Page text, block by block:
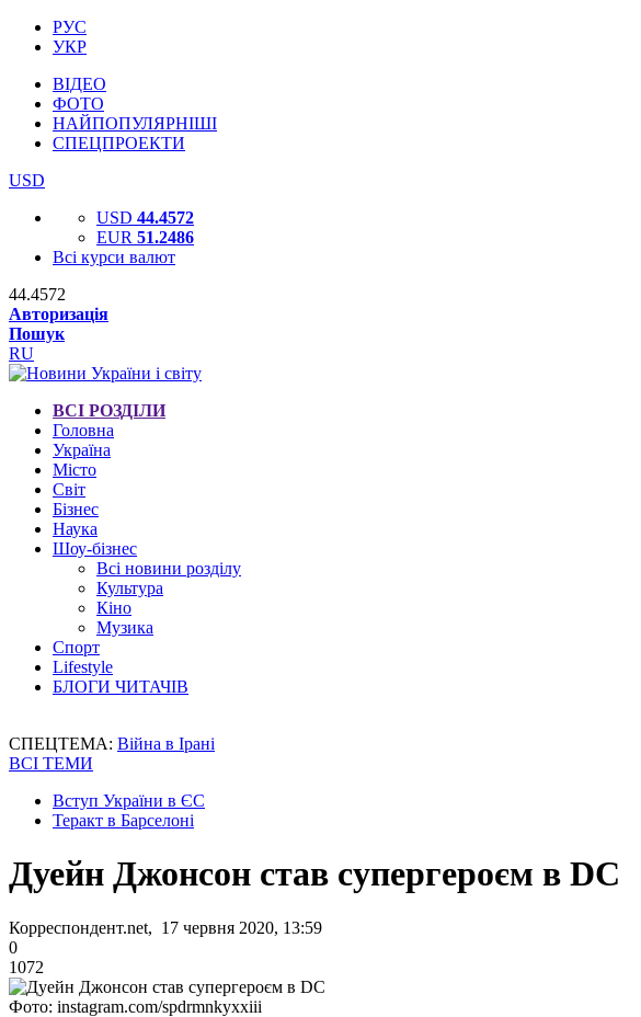
РУС
УКР
ВІДЕО
ФОТО
НАЙПОПУЛЯРНІШІ
СПЕЦПРОЕКТИ
USD
USD 44.4572
EUR 51.2486
Всі курси валют
44.4572
Авторизація
Пошук
RU
ВСІ РОЗДІЛИ
Головна
Україна
Місто
Світ
Бізнес
Наука
Шоу-бізнес
Всі новини розділу
Культура
Кіно
Музика
Спорт
Lifestyle
БЛОГИ ЧИТАЧІВ
СПЕЦТЕМА: Війна в Ірані
ВСІ ТЕМИ
Вступ України в ЄС
Теракт в Барселоні
Дуейн Джонсон став супергероєм в DC
Корреспондент.net, 17 червня 2020, 13:59
0
1072
Фото: instagram.com/spdrmnkyxxiii